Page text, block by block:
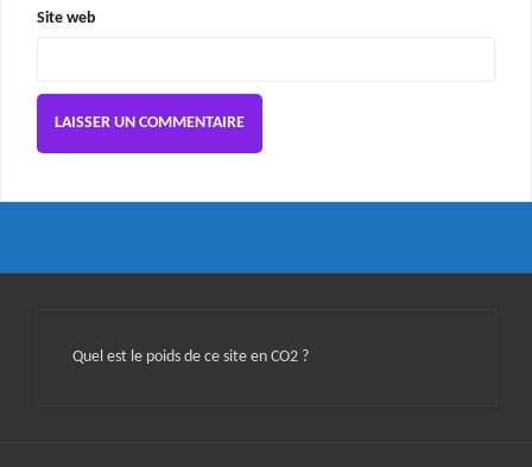
Site web
Quel est le poids de ce site en CO2 ?